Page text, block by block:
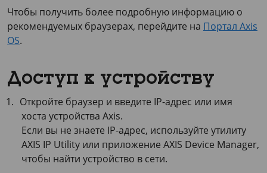
Чтобы получить более подробную информацию о
рекомендуемых браузерах, перейдите на Портал Axis
OS.
Доступ к устройству
Откройте браузер и введите IP-адрес или имя
хоста устройства Axis.
Если вы не знаете IP-адрес, используйте утилиту
AXIS IP Utility или приложение AXIS Device Manager,
чтобы найти устройство в сети.